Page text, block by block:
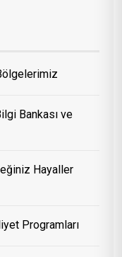
Bankası ve
Hayaller
Programları